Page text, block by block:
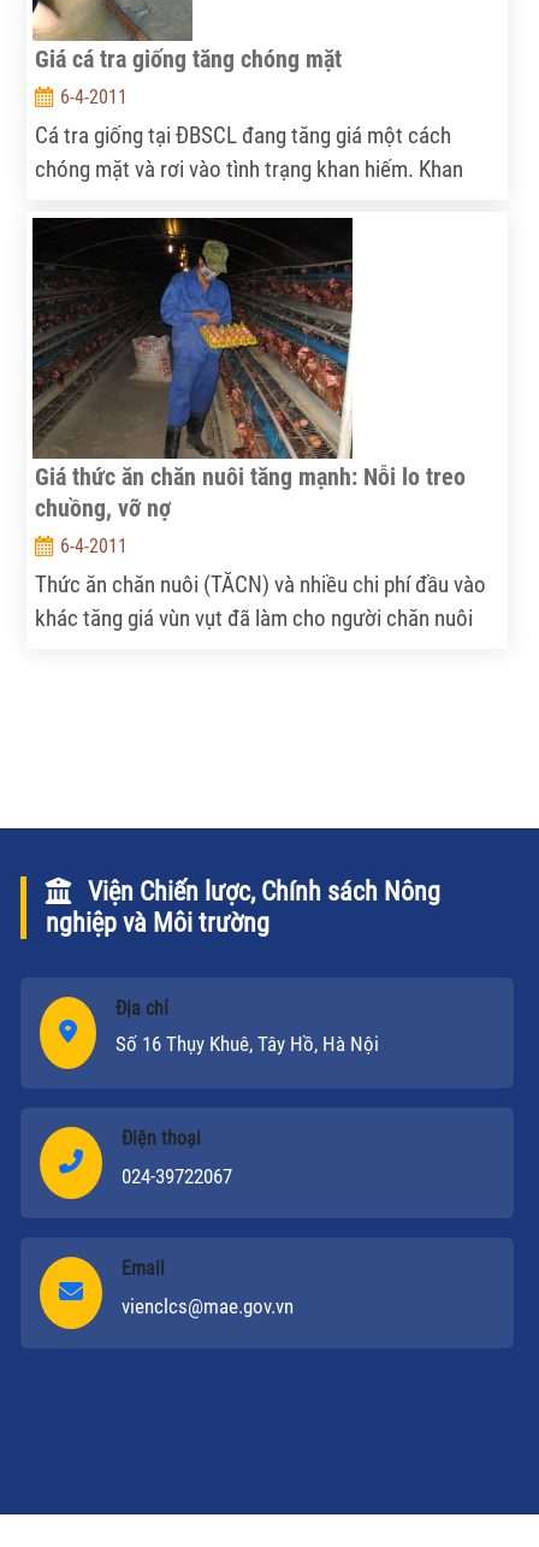
Giá cá tra giống tăng chóng mặt
6-4-2011
Cá tra giống tại ĐBSCL đang tăng giá một cách
chóng mặt và rơi vào tình trạng khan hiếm. Khan
“ép đẻ” quá nhiều.
Giá thức ăn chăn nuôi tăng mạnh: Nỗi lo treo
chuồng, vỡ nợ
6-4-2011
Thức ăn chăn nuôi (TĂCN) và nhiều chi phí đầu vào
khác tăng giá vùn vụt đã làm cho người chăn nuôi
Viện Chiến lược, Chính sách Nông
nghiệp và Môi trường
Địa chỉ
Số 16 Thụy Khuê, Tây Hồ, Hà Nội
Điện thoại
024-39722067
Email
vienclcs@mae.gov.vn